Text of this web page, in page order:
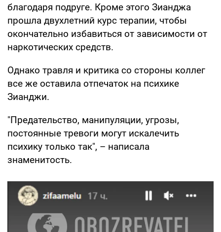
благодаря подруге. Кроме этого Зианджа
прошла двухлетний курс терапии, чтобы
окончательно избавиться от зависимости от
наркотических средств.
Однако травля и критика со стороны коллег
все же оставила отпечаток на психике
Зианджи.
"Предательство, манипуляции, угрозы,
постоянные тревоги могут искалечить
психику только так", – написала
знаменитость.